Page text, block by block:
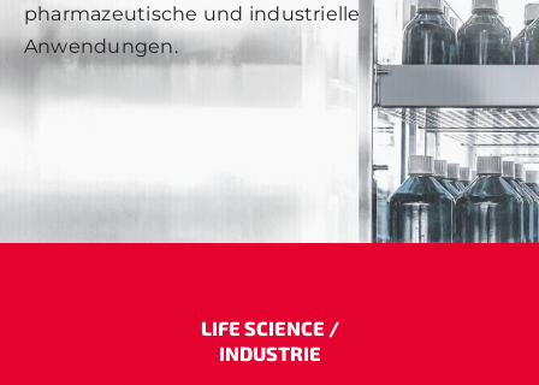
pharmazeutische und industrielle
Anwendungen.
LIFE SCIENCE /
INDUSTRIE